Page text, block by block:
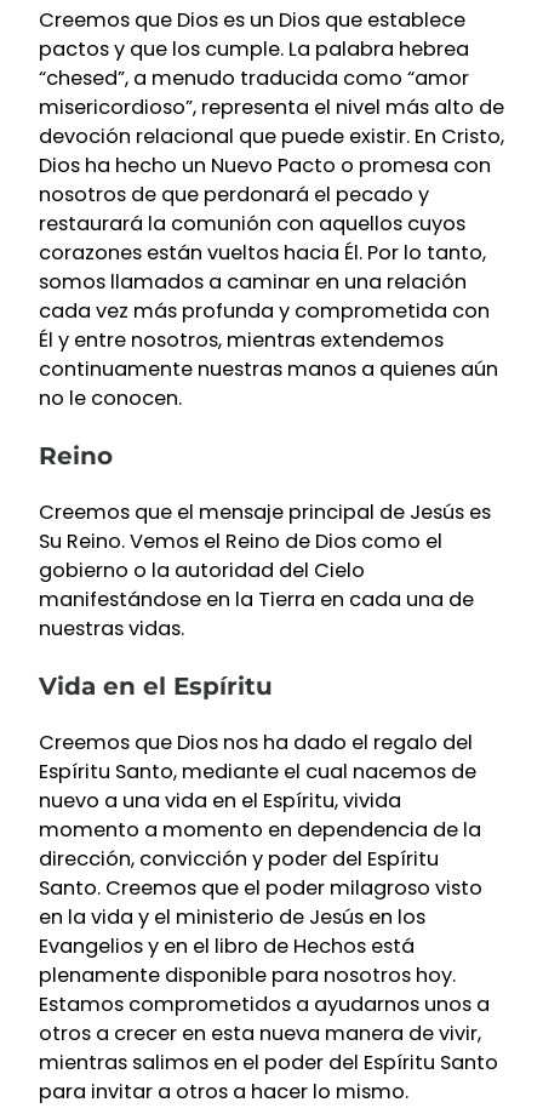
Creemos que Dios es un Dios que establece
pactos y que los cumple. La palabra hebrea
“chesed”, a menudo traducida como “amor
misericordioso”, representa el nivel más alto de
devoción relacional que puede existir. En Cristo,
Dios ha hecho un Nuevo Pacto o promesa con
nosotros de que perdonará el pecado y
restaurará la comunión con aquellos cuyos
corazones están vueltos hacia Él. Por lo tanto,
somos llamados a caminar en una relación
cada vez más profunda y comprometida con
Él y entre nosotros, mientras extendemos
continuamente nuestras manos a quienes aún
no le conocen.
Reino
Creemos que el mensaje principal de Jesús es
Su Reino. Vemos el Reino de Dios como el
gobierno o la autoridad del Cielo
manifestándose en la Tierra en cada una de
nuestras vidas.
Vida en el Espíritu
Creemos que Dios nos ha dado el regalo del
Espíritu Santo, mediante el cual nacemos de
nuevo a una vida en el Espíritu, vivida
momento a momento en dependencia de la
dirección, convicción y poder del Espíritu
Santo. Creemos que el poder milagroso visto
en la vida y el ministerio de Jesús en los
Evangelios y en el libro de Hechos está
plenamente disponible para nosotros hoy.
Estamos comprometidos a ayudarnos unos a
otros a crecer en esta nueva manera de vivir,
mientras salimos en el poder del Espíritu Santo
para invitar a otros a hacer lo mismo.